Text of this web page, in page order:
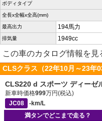
ボディタイプ
全長x全幅x全高(mm)
最高出力 194馬力
排気量 1949cc
この車のカタログ情報を見
CLSクラス（22年10月～23年
CLS220 d スポーツ ディーゼ
新車時価格999万円(税込)
JC08
-km/L
満タンでどこまで走る？